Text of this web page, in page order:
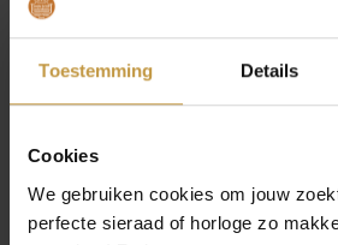
Toestemming Details
Cookies
We gebruiken cookies om jouw
perfecte sieraad of horloge zo
MEER VAN CITIZEN
DRIVE
€269,00